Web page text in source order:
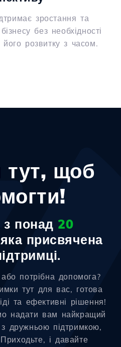
зростання та
без необхідності
розвитку з часом.
тут, щоб
понад 20
присвячена
потрібна допомога?
тут для вас, готова
та ефективні рішення!
надати вам найкращий
дружньою підтримкою,
і давайте